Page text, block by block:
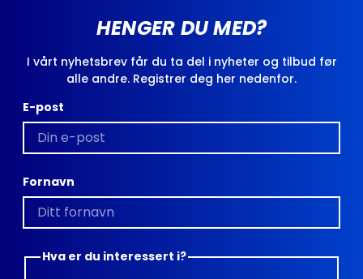
HENGER DU MED?
I vårt nyhetsbrev får du ta del i nyheter og tilbud før
alle andre. Registrer deg her nedenfor.
E-post
Fornavn
Hva er du interessert i?